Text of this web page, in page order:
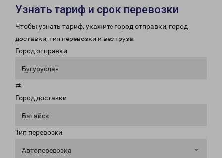
Узнать тариф и срок перевозки
Чтобы узнать тариф, укажите город отправки, город
доставки, тип перевозки и вес груза.
Город отправки
Бугуруслан
⇄
Город доставки
Батайск
Тип перевозки
Автоперевозка